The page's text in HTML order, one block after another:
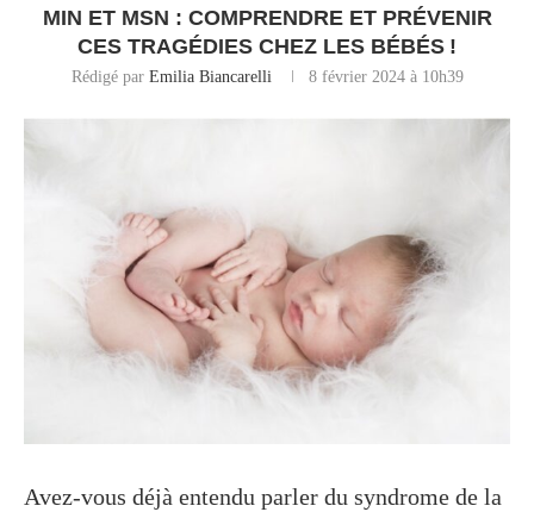
MIN ET MSN : COMPRENDRE ET PRÉVENIR
CES TRAGÉDIES CHEZ LES BÉBÉS !
Rédigé par Emilia Biancarelli 8 février 2024 à 10h39
Avez-vous déjà entendu parler du syndrome de la